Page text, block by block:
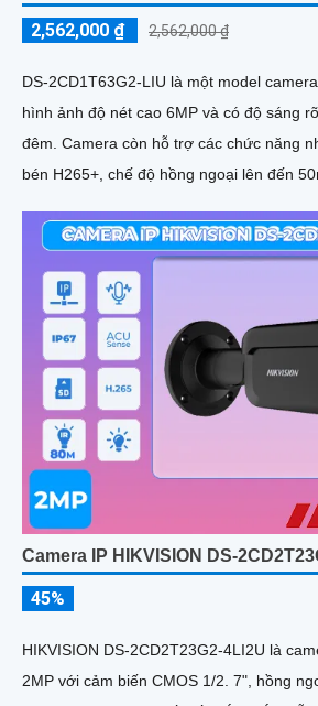
2,562,000 ₫ 2,562,000 ₫
DS-2CD1T63G2-LIU là một model
hình ảnh độ nét cao 6MP và có độ sáng
đêm. Camera còn hỗ trợ các chức năng như mic thu âm, chuẩn
bén H265+, chế độ hồng ngoại lên đến
Camera IP HIKVISION DS-
45%
HIKVISION DS-2CD2T23G2-4LI2U là
2MP với cảm biến CMOS 1/2. 7", hồng ngoại 80m, đèn LED trợ